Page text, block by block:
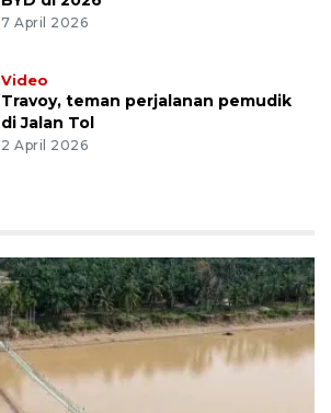
7 April 2026
Video
Travoy, teman perjalanan pemudik
di Jalan Tol
2 April 2026